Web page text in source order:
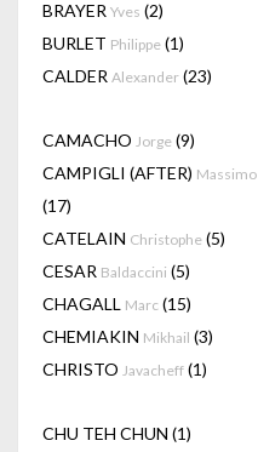
BRAYER Yves (2)
BURLET Philippe (1)
CALDER Alexander (23)
CAMACHO Jorge (9)
CAMPIGLI (AFTER) Massimo
(17)
CATELAIN Christophe (5)
CESAR Baldaccini (5)
CHAGALL Marc (15)
CHEMIAKIN Mikhail (3)
CHRISTO Javacheff (1)
CHU TEH CHUN (1)